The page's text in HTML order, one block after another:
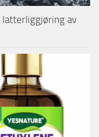
latterliggjøring av